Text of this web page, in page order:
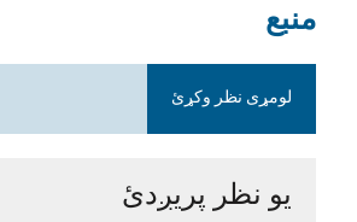
منبع
لومړی نظر وکړئ
یو نظر پریږدئ